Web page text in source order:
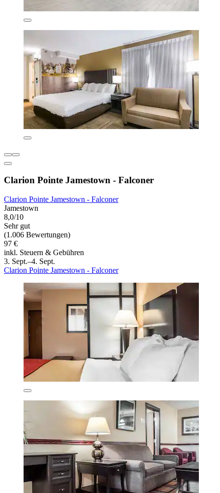
Clarion Pointe Jamestown - Falconer
Clarion Pointe Jamestown - Falconer
Jamestown
8,0/10
Sehr gut
(1.006 Bewertungen)
97 €
inkl. Steuern & Gebühren
3. Sept.–4. Sept.
Clarion Pointe Jamestown - Falconer